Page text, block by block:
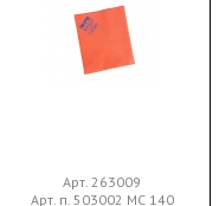
Арт. 263009
Арт. п. 503002 МС 140